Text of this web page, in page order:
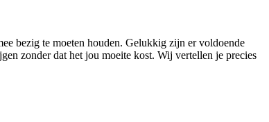
bezig te moeten houden. Gelukkig zijn er voldoende
zonder dat het jou moeite kost. Wij vertellen je precies